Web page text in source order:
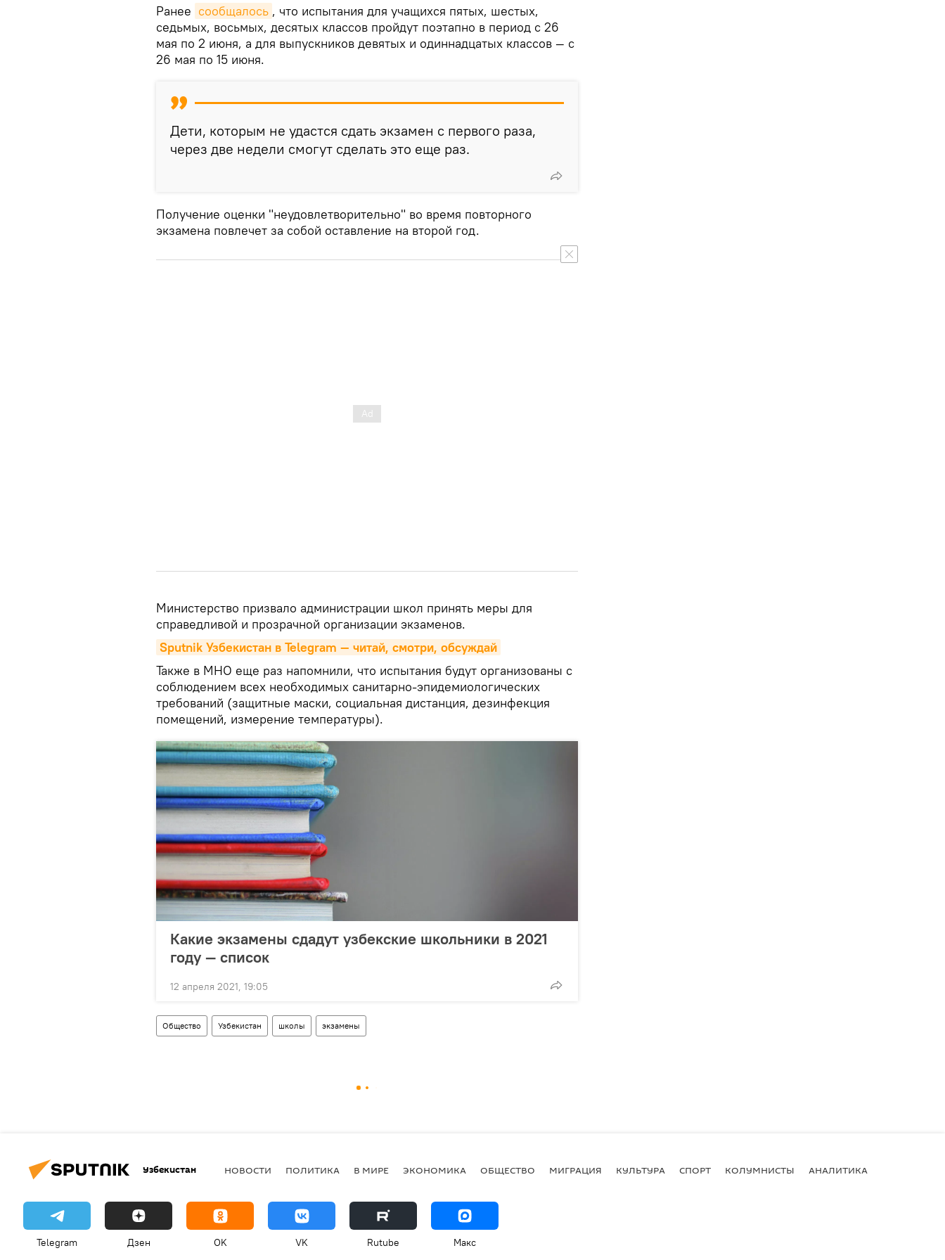
Ранее сообщалось , что испытания для учащихся пятых, шестых,
седьмых, восьмых, десятых классов пройдут поэтапно в период с 26
мая по 2 июня, а для выпускников девятых и одиннадцатых классов — с
26 мая по 15 июня.
Дети, которым не удастся сдать экзамен с первого раза,
через две недели смогут сделать это еще раз.
Получение оценки "неудовлетворительно" во время повторного
экзамена повлечет за собой оставление на второй год.
Министерство призвало администрации школ принять меры для
справедливой и прозрачной организации экзаменов.
Sputnik Узбекистан в Telegram — читай, смотри, обсуждай
Также в МНО еще раз напомнили, что испытания будут организованы с
соблюдением всех необходимых санитарно-эпидемиологических
требований (защитные маски, социальная дистанция, дезинфекция
помещений, измерение температуры).
Какие экзамены сдадут узбекские школьники в 2021
году — список
12 апреля 2021, 19:05
Общество Узбекистан школы экзамены
Узбекистан НОВОСТИ ПОЛИТИКА В МИРЕ ЭКОНОМИКА ОБЩЕСТВО МИГРАЦИЯ КУЛЬТУРА СПОРТ КОЛУМНИСТЫ АНАЛИТИКА
Telegram Дзен OK VK Rutube Макс